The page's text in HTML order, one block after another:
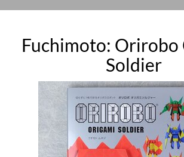
Fuchimoto: Orirobo
Soldier